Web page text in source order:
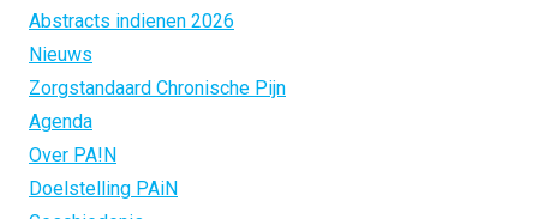
Abstracts indienen 2026
Nieuws
Zorgstandaard Chronische Pijn
Agenda
Over PA!N
Doelstelling PAiN